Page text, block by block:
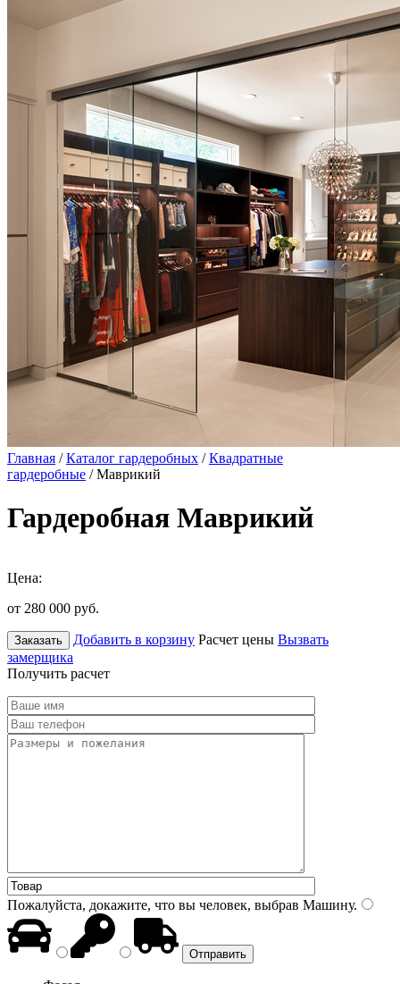
Главная /Каталог гардеробных /Квадратные
гардеробные / Маврикий
Гардеробная Маврикий
Цена:
от 280 000 руб.
Заказать Добавить в корзину Расчет цены Вызвать
замерщика
Получить расчет
Пожалуйста, докажите, что вы человек, выбрав Машину.